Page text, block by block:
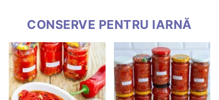
CONSERVE PENTRU IARNĂ